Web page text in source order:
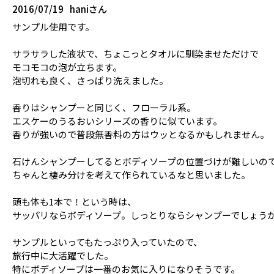
haniさん
2016/07/19
サンプル使用です。
サラサラした液状で、ちょこっとタオルに馴染ませただけで
モコモコの泡が立ちます。
泡切れも良く、さっぱり洗えました。
香りはシャンプーと同じく、フローラル系。
エスケーのうるおいシリーズの香りに似ています。
香りが強いので普段無香料の方はウッとなるかもしれません。
石けんシャンプーしてるとボディソープの位置づけが難しいの
ちゃんと棲み分けを考えて作られているなと思いました。
頭も体も1本で！という時は、
サッパリならボディソープ。しっとりならシャンプーでしょうか
サンプルといってもたっぷり入っていたので、
旅行中に大活躍でした。
特にボディソープは一番のお気に入りになりそうです。